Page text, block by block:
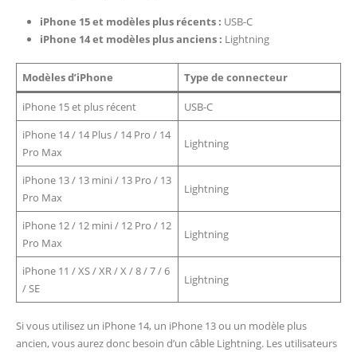
iPhone 15 et modèles plus récents : USB-C
iPhone 14 et modèles plus anciens : Lightning
Modèles d’iPhone Type de connecteur
iPhone 15 et plus récent
USB-C
iPhone 14 / 14 Plus / 14 Pro / 14
Pro Max
Lightning
iPhone 13 / 13 mini / 13 Pro / 13
Pro Max
Lightning
iPhone 12 / 12 mini / 12 Pro / 12
Pro Max
Lightning
iPhone 11 / XS / XR / X / 8 / 7 / 6
/ SE
Lightning
Si vous utilisez un iPhone 14, un iPhone 13 ou un modèle plus
ancien, vous aurez donc besoin d’un câble Lightning. Les utilisateurs